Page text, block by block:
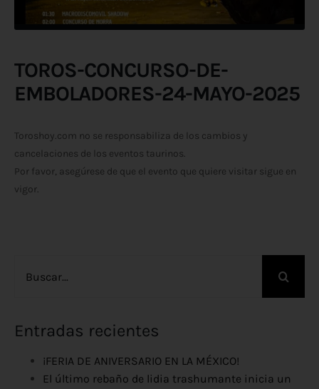
TOROS-CONCURSO-DE-
EMBOLADORES-24-MAYO-2025
Toroshoy.com no se responsabiliza de los cambios y
cancelaciones de los eventos taurinos.
Por favor, asegúrese de que el evento que quiere visitar sigue en
vigor.
Entradas recientes
¡FERIA DE ANIVERSARIO EN LA MÉXICO!
El último rebaño de lidia trashumante inicia un